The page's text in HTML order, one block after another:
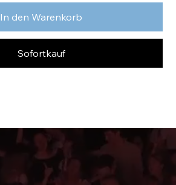
In den Warenkorb
Sofortkauf